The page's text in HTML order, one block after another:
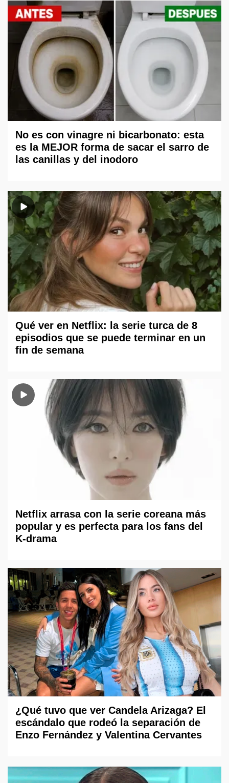
No es con vinagre ni bicarbonato: esta
es la MEJOR forma de sacar el sarro de
las canillas y del inodoro
Qué ver en Netflix: la serie turca de 8
episodios que se puede terminar en un
fin de semana
Netflix arrasa con la serie coreana más
popular y es perfecta para los fans del
K-drama
¿Qué tuvo que ver Candela Arizaga? El
escándalo que rodeó la separación de
Enzo Fernández y Valentina Cervantes